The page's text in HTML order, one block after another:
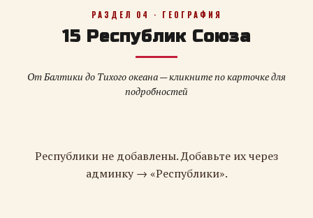
РАЗДЕЛ 04 · ГЕОГРАФИЯ
15 Республик Союза
От Балтики до Тихого океана — кликните по карточке для
подробностей
Республики не добавлены. Добавьте их через
админку → «Республики».